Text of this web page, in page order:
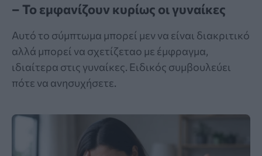
– Το εμφανίζουν κυρίως οι γυναίκες
Αυτό το σύμπτωμα μπορεί μεν να είναι διακριτικό
αλλά μπορεί να σχετίζεταο με έμφραγμα,
ιδιαίτερα στις γυναίκες. Ειδικός συμβουλεύει
πότε να ανησυχήσετε.